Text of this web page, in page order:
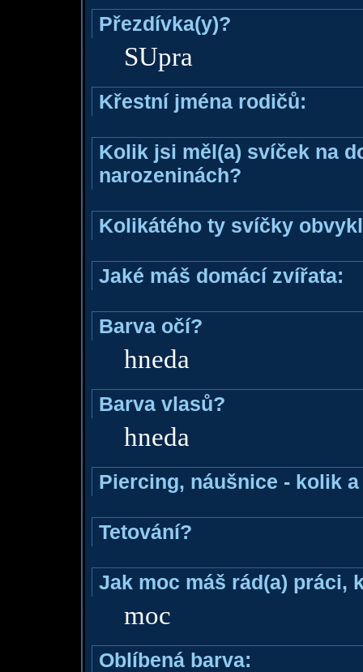
Přezdívka(y)?
SUpra
Křestní jména rodičů:
Kolik jsi měl(a) svíček na
narozeninách?
Kolikátého ty svíčky
Jaké máš domácí zvířata:
Barva očí?
hneda
Barva vlasů?
hneda
Piercing, náušnice - kolik
Tetování?
Jak moc máš rád(a) práci,
moc
Oblíbená barva: